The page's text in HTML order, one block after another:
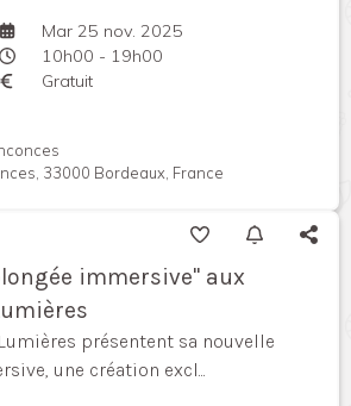
Mar 25 nov. 2025
10h00 - 19h00
Gratuit
33000 Bordeaux, France
immersive" aux
présentent sa nouvelle
une création excl...